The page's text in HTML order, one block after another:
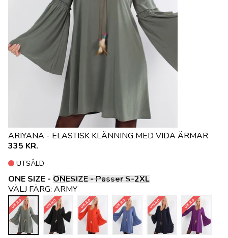
ARIYANA - ELASTISK KLÄNNING MED VIDA ÄRMAR
ONE SIZE - ONESIZE - Passer S-2XL
UTSÅLD
335 KR.
VÄLJ FÄRG: ARMY
UTSÅLD UTSÅLD UTSÅLD UTSÅLD UTSÅLD UTSÅLD